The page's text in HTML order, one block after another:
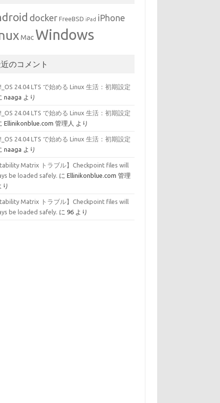
docker FreeBSD iPad iPhone
Mac Windows
のコメント
24.04 LTS で始める Linux 生活：初期設定
naaga より
24.04 LTS で始める Linux 生活：初期設定
Ellinikonblue.com 管理人 より
24.04 LTS で始める Linux 生活：初期設定
naaga より
Matrix トラブル】Checkpoint files will
be loaded safely. にEllinikonblue.com 管理
り
Matrix トラブル】Checkpoint files will
be loaded safely. に96 より